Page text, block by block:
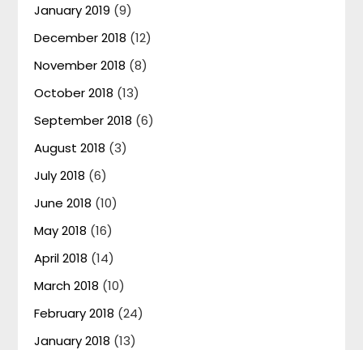
January 2019 (9)
December 2018 (12)
November 2018 (8)
October 2018 (13)
September 2018 (6)
August 2018 (3)
July 2018 (6)
June 2018 (10)
May 2018 (16)
April 2018 (14)
March 2018 (10)
February 2018 (24)
January 2018 (13)